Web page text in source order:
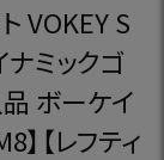
ト VOKEY S
ミックゴ
ボーケイ
【レフティ